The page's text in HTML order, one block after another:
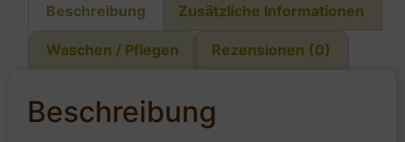
Beschreibung Zusätzliche Informationen
Waschen / Pflegen Rezensionen (0)
Beschreibung